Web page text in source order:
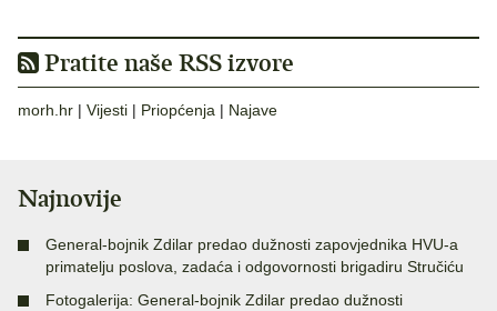
Pratite naše RSS izvore
morh.hr | Vijesti | Priopćenja | Najave
Najnovije
General-bojnik Zdilar predao dužnosti zapovjednika HVU-a
primatelju poslova, zadaća i odgovornosti brigadiru Stručiću
Fotogalerija: General-bojnik Zdilar predao dužnosti